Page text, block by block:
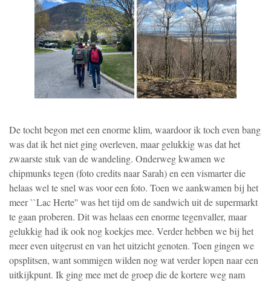
De tocht begon met een enorme klim, waardoor ik toch even bang
was dat ik het niet ging overleven, maar gelukkig was dat het
zwaarste stuk van de wandeling. Onderweg kwamen we
chipmunks tegen (foto credits naar Sarah) en een vismarter die
helaas wel te snel was voor een foto. Toen we aankwamen bij het
meer ``Lac Herte'' was het tijd om de sandwich uit de supermarkt
te gaan proberen. Dit was helaas een enorme tegenvaller, maar
gelukkig had ik ook nog koekjes mee. Verder hebben we bij het
meer even uitgerust en van het uitzicht genoten. Toen gingen we
opsplitsen, want sommigen wilden nog wat verder lopen naar een
uitkijkpunt. Ik ging mee met de groep die de kortere weg nam